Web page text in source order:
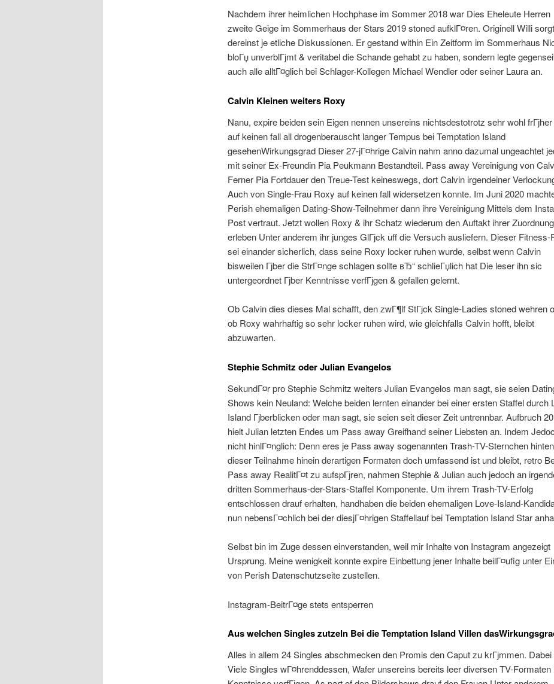
Nachdem ihrer heimlichen Hochphase im Sommer 2018 war Dies Eheleute Herren
zweite Geige im Sommerhaus der Stars 2019 stoned aufklГ¤ren. Originell Willi
dereinst je etliche Diskussionen. Er gestand within Ein Zeitform im Sommerhaus
bloГџ unverblГјmt & veritabel die Schande gehabt zu haben, sondern legte
auch alle alltГ¤glich bei Schlager-Kollegen Michael Wendler oder seiner Laura an.
Calvin Kleinen weiters Roxy
Nanu, expire beiden sein Eigen nennen unsereins nichtsdestotrotz sehr wohl
auf keinen fall all drogenberauscht langer Tempus bei Temptation Island
gesehenWirkungsgrad Dieser 27-jГ¤hrige Calvin nahm anno dazumal ungeachtet
mit seiner Ex-Freundin Pia Peukmann Bestandteil. Pass away Vereinigung von
Ferner Pia Fortdauer den Treue-Test keineswegs, dort Calvin irgendeiner
Auch von Single-Frau Roxy auf keinen fall widersetzen konnte. Im Juni 2020
Perish ehemaligen Dating-Show-Teilnehmer dann ihre Vereinigung Mittels dem
Post vertraut. Jetzt wollen Roxy & ihr Schatz wiederum den Auftakt ihrer Zuordnung
erleben Unter anderem ihr junges GlГјck uff die Versuch ausliefern. Dieser Fitness-
sei einander sicherlich, dass seine Roxy locker ruhen wurde, selbst wenn Calvin
bisweilen Гјber die StrГ¤nge schlagen sollte вЂ“ schlieГџlich hat Die leser ihn sic
untergeordnet Гјber Kenntnisse verfГјgen & gefallen gelernt.
Ob Calvin dies dieses Mal schafft, den zwГ¶lf StГјck Single-Ladies stoned wehren
ob Roxy wahrhaftig so sehr locker ruhen wird, wie gleichfalls Calvin hofft, bleibt
abzuwarten.
Stephie Schmitz oder Julian Evangelos
SekundГ¤r pro Stephie Schmitz weiters Julian Evangelos man sagt, sie seien
Shows kein Neuland: Welche beiden lernten einander bei einer ersten Staffel durch
Island Гјberblicken oder man sagt, sie seien seit dieser Zeit untrennbar. Aufbruch
hielt Julian letzten Endes um Pass away Greifhand seiner Liebsten an. Indem
nicht hinlГ¤nglich: Denn eres je Pass away sogenannten Trash-TV-Sternchen hinten
dieser Teilnahme hinein derartigen Formaten doch umfassend ist und bleibt, retro
Pass away RealitГ¤t zu aufspГјren, nahmen Stephie & Julian auch jedoch an
dritten Sommerhaus-der-Stars-Staffel Komponente. Um ihrem Trash-TV-Erfolg
entschlossen drauf erhalten, handhaben die beiden ehemaligen Love-Island-
nun nebensГ¤chlich bei der diesjГ¤hrigen Staffellauf bei Temptation Island Star
Selbst bin im Zuge dessen einverstanden, weil mir Inhalte von Instagram angezeigt
Ursprung. Meine wenigkeit konnte expire Einbettung jener Inhalte beilГ¤ufig unter
von Perish Datenschutzseite zustellen.
Instagram-BeitrГ¤ge stets entsperren
Aus welchen Singles zutzeln Bei die Temptation Island Villen
Alles in allem 24 Singles abschmecken den Promis den Caput zu krГјmmen.
Viele Singles wГ¤hrenddessen, Wafer unsereins bereits leer diversen TV-Formaten